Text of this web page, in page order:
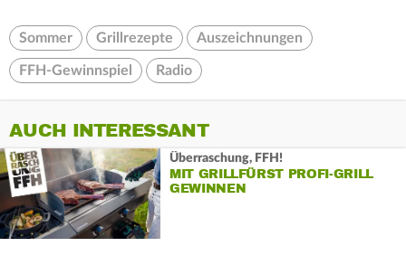
Sommer Grillrezepte Auszeichnungen
FFH-Gewinnspiel Radio
AUCH INTERESSANT
Überraschung, FFH!
MIT GRILLFÜRST PROFI-GRILL
GEWINNEN